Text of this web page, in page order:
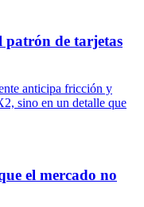
patrón de tarjetas
anticipa fricción y
sino en un detalle que
el mercado no